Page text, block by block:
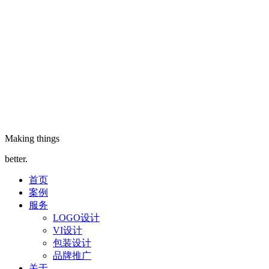
Making things
better.
首页
案例
服务
LOGO设计
VI设计
包装设计
品牌推广